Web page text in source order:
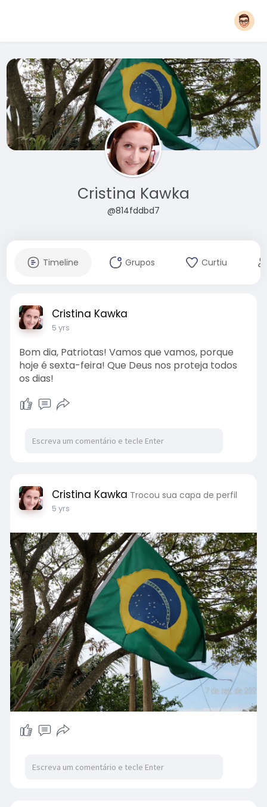
Cristina Kawka
@814fddbd7
Timeline Grupos Curtiu
Cristina Kawka
5 yrs
Bom dia, Patriotas! Vamos que vamos, porque
hoje é sexta-feira! Que Deus nos proteja todos
os dias!
Cristina Kawka Trocou sua capa de perfil
5 yrs